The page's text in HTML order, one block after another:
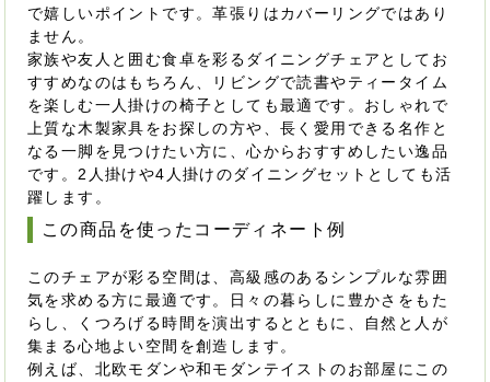
で嬉しいポイントです。革張りはカバーリングではあり
ません。
家族や友人と囲む食卓を彩るダイニングチェアとしてお
すすめなのはもちろん、リビングで読書やティータイム
を楽しむ一人掛けの椅子としても最適です。おしゃれで
上質な木製家具をお探しの方や、長く愛用できる名作と
なる一脚を見つけたい方に、心からおすすめしたい逸品
です。2人掛けや4人掛けのダイニングセットとしても活
躍します。
この商品を使ったコーディネート例
このチェアが彩る空間は、高級感のあるシンプルな雰囲
気を求める方に最適です。日々の暮らしに豊かさをもた
らし、くつろげる時間を演出するとともに、自然と人が
集まる心地よい空間を創造します。
例えば、北欧モダンや和モダンテイストのお部屋にこの